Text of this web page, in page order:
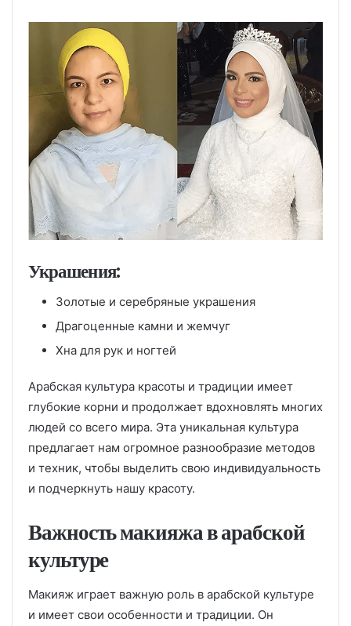
Украшения:
Золотые и серебряные украшения
Драгоценные камни и жемчуг
Хна для рук и ногтей
Арабская культура красоты и традиции имеет
глубокие корни и продолжает вдохновлять многих
людей со всего мира. Эта уникальная культура
предлагает нам огромное разнообразие методов
и техник, чтобы выделить свою индивидуальность
и подчеркнуть нашу красоту.
Важность макияжа в арабской
культуре
Макияж играет важную роль в арабской культуре
и имеет свои особенности и традиции. Он